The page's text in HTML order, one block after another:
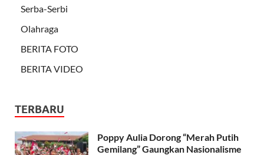
Serba-Serbi
Olahraga
BERITA FOTO
BERITA VIDEO
TERBARU
Poppy Aulia Dorong “Merah Putih
Gemilang” Gaungkan Nasionalisme